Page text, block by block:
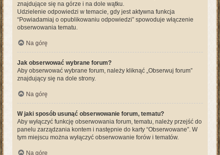
znajdujące się na górze i na dole wątku.
Udzielenie odpowiedzi w temacie, gdy jest aktywna funkcja
“Powiadamiaj o opublikowaniu odpowiedzi” spowoduje włączenie
obserwowania tematu.
Na górę
Jak obserwować wybrane forum?
Aby obserwować wybrane forum, należy kliknąć „Obserwuj forum”
znajdujący się na dole strony.
Na górę
W jaki sposób usunąć obserwowanie forum, tematu?
Aby wyłączyć funkcję obserwowania forum, tematu, należy przejść do
panelu zarządzania kontem i następnie do karty “Obserwowane”. W
tym miejscu można wyłączyć obserwowanie forów i tematów.
Na górę